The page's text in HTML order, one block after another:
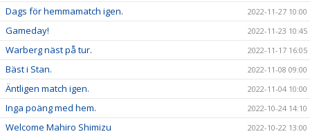
Dags för hemmamatch igen. 2022-11-27 10:00
Gameday! 2022-11-23 10:45
Warberg näst på tur. 2022-11-17 16:05
Bäst i Stan. 2022-11-08 09:00
Äntligen match igen. 2022-11-04 10:00
Inga poäng med hem. 2022-10-24 14:10
Welcome Mahiro Shimizu 2022-10-22 13:00